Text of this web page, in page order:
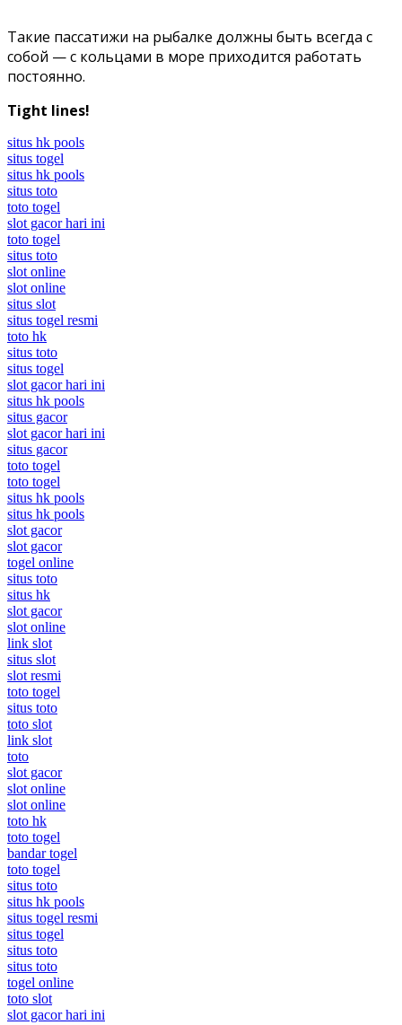
Такие пассатижи на рыбалке должны быть всегда с
собой — с кольцами в море приходится работать
постоянно.
Tight lines!
situs hk pools
situs togel
situs hk pools
situs toto
toto togel
slot gacor hari ini
toto togel
situs toto
slot online
slot online
situs slot
situs togel resmi
toto hk
situs toto
situs togel
slot gacor hari ini
situs hk pools
situs gacor
slot gacor hari ini
situs gacor
toto togel
toto togel
situs hk pools
situs hk pools
slot gacor
slot gacor
togel online
situs toto
situs hk
slot gacor
slot online
link slot
situs slot
slot resmi
toto togel
situs toto
toto slot
link slot
toto
slot gacor
slot online
slot online
toto hk
toto togel
bandar togel
toto togel
situs toto
situs hk pools
situs togel resmi
situs togel
situs toto
situs toto
togel online
toto slot
slot gacor hari ini